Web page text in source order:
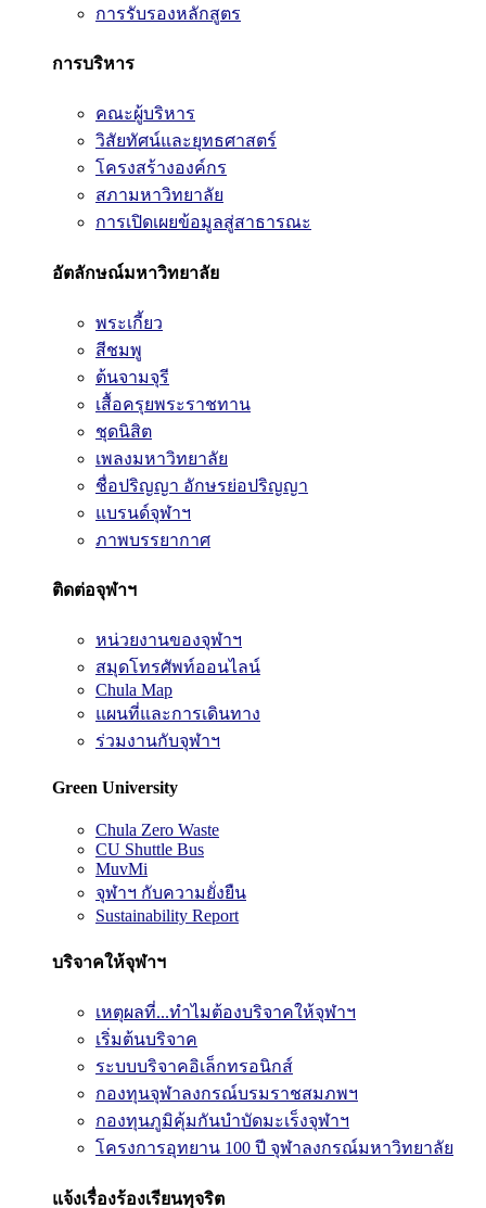
การรับรองหลักสูตร
การบริหาร
คณะผู้บริหาร
วิสัยทัศน์และยุทธศาสตร์
โครงสร้างองค์กร
สภามหาวิทยาลัย
การเปิดเผยข้อมูลสู่สาธารณะ
อัตลักษณ์มหาวิทยาลัย
พระเกี้ยว
สีชมพู
ต้นจามจุรี
เสื้อครุยพระราชทาน
ชุดนิสิต
เพลงมหาวิทยาลัย
ชื่อปริญญา อักษรย่อปริญญา
แบรนด์จุฬาฯ
ภาพบรรยากาศ
ติดต่อจุฬาฯ
หน่วยงานของจุฬาฯ
สมุดโทรศัพท์ออนไลน์
Chula Map
แผนที่และการเดินทาง
ร่วมงานกับจุฬาฯ
Green University
Chula Zero Waste
CU Shuttle Bus
MuvMi
จุฬาฯ กับความยั่งยืน
Sustainability Report
บริจาคให้จุฬาฯ
เหตุผลที่...ทำไมต้องบริจาคให้จุฬาฯ
เริ่มต้นบริจาค
ระบบบริจาคอิเล็กทรอนิกส์
กองทุนจุฬาลงกรณ์บรมราชสมภพฯ
กองทุนภูมิคุ้มกันบำบัดมะเร็งจุฬาฯ
โครงการอุทยาน 100 ปี จุฬาลงกรณ์มหาวิทยาลัย
แจ้งเรื่องร้องเรียนทุจริต